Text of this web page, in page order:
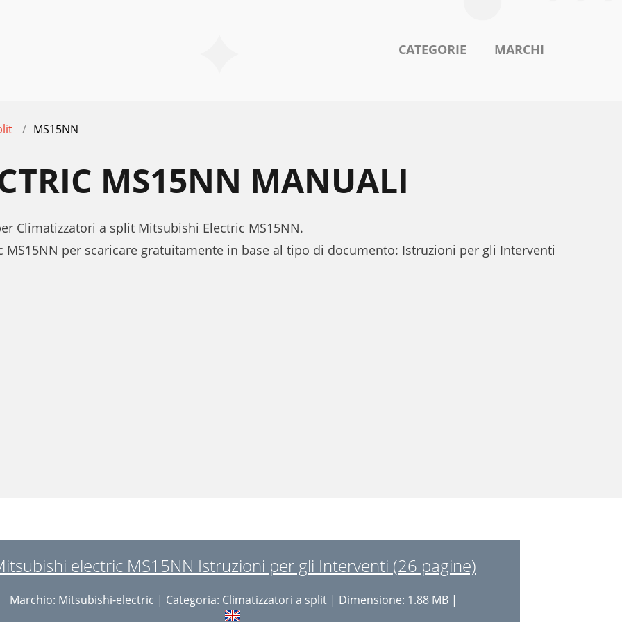
CATEGORIE MARCHI
MS15NN
MS15NN MANUALI
Climatizzatori a split Mitsubishi Electric MS15NN.
per scaricare gratuitamente in base al tipo di documento: Istruzioni per gli Interventi
electric MS15NN Istruzioni per gli Interventi (26 pagine)
Marchio: Mitsubishi-electric | Categoria: Climatizzatori a split | Dimensione: 1.88 MB |